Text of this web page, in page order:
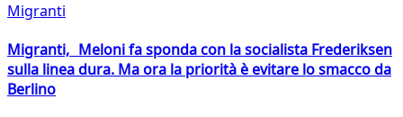
Migranti
Migranti, Meloni fa sponda con la socialista Frederiksen
sulla linea dura. Ma ora la priorità è evitare lo smacco da
Berlino